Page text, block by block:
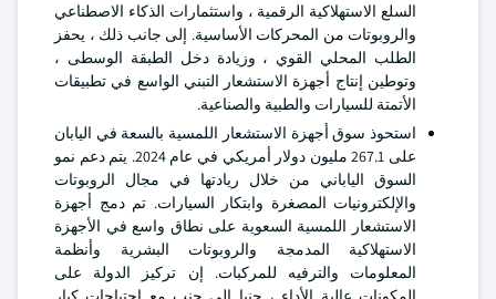
السلع الاستهلاكية الرقمية ، واستثمارات الذكاء الاصطناعي
والروبوتات من المحركات الأساسية. إلى جانب ذلك ، يحفز
الطلب المحلي القوي ، وزيادة دخل الطبقة الوسطى ،
وتوطين إنتاج أجهزة الاستشعار التبني الواسع في تطبيقات
الأتمتة للسيارات والطبية والصناعية.
استحوذ سوق أجهزة الاستشعار اللمسية بالسعة في اليابان
على 267.1 مليون دولار أمريكي في عام 2024. يتم دعم نمو
السوق الياباني من خلال ريادتها في مجال الروبوتات
والإلكترونيات المصغرة وابتكار السيارات. تم دمج أجهزة
الاستشعار اللمسية السعوية على نطاق واسع في الأجهزة
الاستهلاكية المدمجة والروبوتات البشرية وأنظمة
المعلومات والترفيه للمركبات. إن تركيز الدولة على